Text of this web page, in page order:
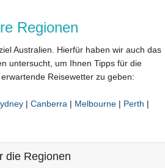
Regionen
Australien. Hierfür haben wir auch das
untersucht, um Ihnen Tipps für die
Reisewetter zu geben:
| Canberra | Melbourne | Perth |
die Regionen